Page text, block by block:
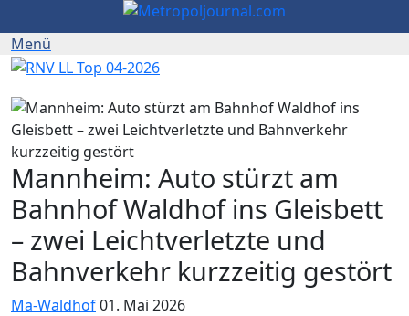
Mannheim: Auto stürzt am
Bahnhof Waldhof ins Gleisbett
– zwei Leichtverletzte und
Bahnverkehr kurzzeitig gestört
Ma-Waldhof01. Mai 2026